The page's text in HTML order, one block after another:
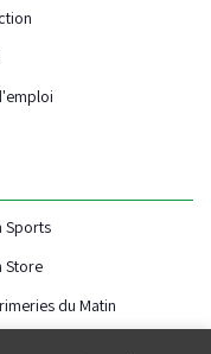
Sports
Store
du Matin